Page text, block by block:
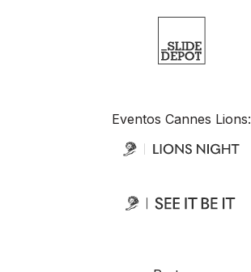
Eventos Cannes Lions: